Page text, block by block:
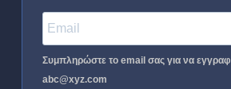
Συμπληρώστε το email σας για να
abc@xyz.com